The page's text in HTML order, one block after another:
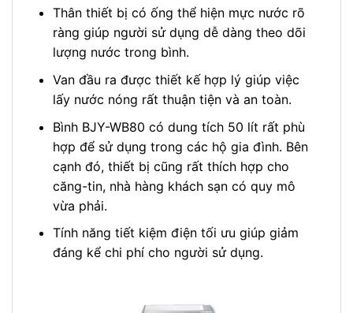
Thân thiết bị có ống thể hiện mực nước rõ
ràng giúp người sử dụng dễ dàng theo dõi
lượng nước trong bình.
Van đầu ra được thiết kế hợp lý giúp việc
lấy nước nóng rất thuận tiện và an toàn.
Bình BJY-WB80 có dung tích 50 lít rất phù
hợp để sử dụng trong các hộ gia đình. Bên
cạnh đó, thiết bị cũng rất thích hợp cho
căng-tin, nhà hàng khách sạn có quy mô
vừa phải.
Tính năng tiết kiệm điện tối ưu giúp giảm
đáng kể chi phí cho người sử dụng.